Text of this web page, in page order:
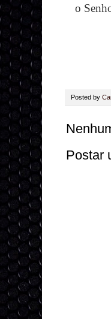
o
Posted by
Postar